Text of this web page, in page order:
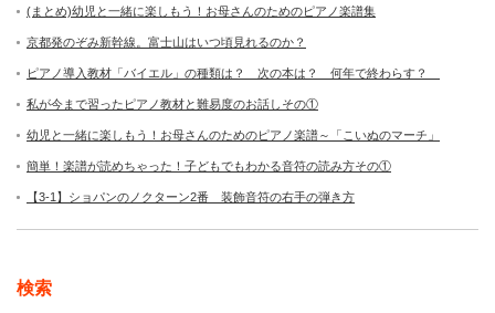
(まとめ)幼児と一緒に楽しもう！お母さんのためのピアノ楽譜集
京都発のぞみ新幹線。富士山はいつ頃見れるのか？
ピアノ導入教材「バイエル」の種類は？ 次の本は？ 何年で終わらす？
私が今まで習ったピアノ教材と難易度のお話しその①
幼児と一緒に楽しもう！お母さんのためのピアノ楽譜～「こいぬのマーチ」
簡単！楽譜が読めちゃった！子どもでもわかる音符の読み方その①
【3-1】ショパンのノクターン2番 装飾音符の右手の弾き方
検索